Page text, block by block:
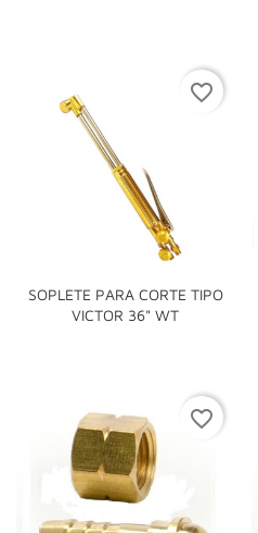
SOPLETE PARA CORTE TIPO
VICTOR 36" WT
favorite_border
favorite_border